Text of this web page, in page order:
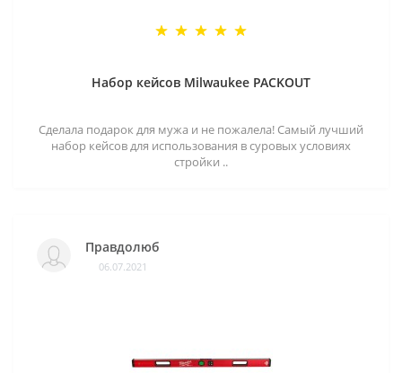
Набор кейсов Milwaukee PACKOUT
Сделала подарок для мужа и не пожалела! Самый лучший
набор кейсов для использования в суровых условиях
стройки ..
Правдолюб
06.07.2021